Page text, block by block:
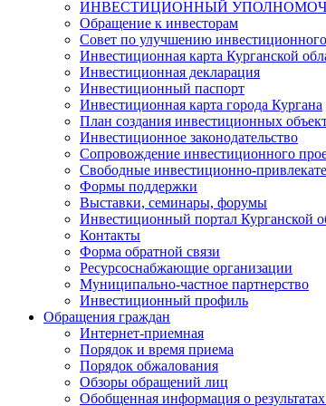
ИНВЕСТИЦИОННЫЙ
Обращение к инвесторам
Совет по улучшению
Инвестиционная карта Курганской
Инвестиционная декларация
Инвестиционный паспорт
Инвестиционная карта города Кургана
План создания инвестиционных
Инвестиционное законодательство
Сопровождение инвестиционного
Свободные инвестиционно-
Формы поддержки
Выставки, семинары, форумы
Инвестиционный портал Курганской
Контакты
Форма обратной связи
Ресурсоснабжающие организации
Муниципально-частное партнерство
Инвестиционный профиль
Обращения граждан
Интернет-приемная
Порядок и время приема
Порядок обжалования
Обзоры обращений лиц
Обобщенная информация о